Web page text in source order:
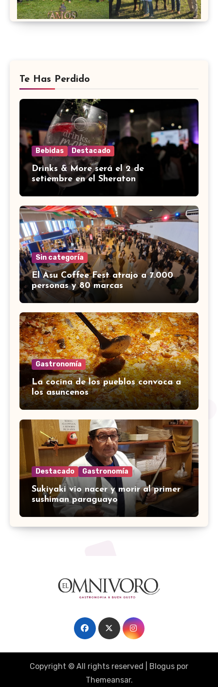
Te Has Perdido
Bebidas Destacado
Drinks & More será el 2 de
setiembre en el Sheraton
Sin categoría
El Asu Coffee Fest atrajo a 7.000
personas y 80 marcas
Gastronomía
La cocina de los pueblos convoca a
los asuncenos
Destacado Gastronomía
Sukiyaki vio nacer y morir al primer
sushiman paraguayo
Copyright © All rights reserved Blogus por
Themeansar.